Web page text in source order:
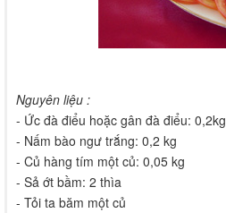
Nguyên liệu :
- Ức đà điểu hoặc gân đà điểu: 0,2kg
- Nấm bào ngư trắng: 0,2 kg
- Củ hàng tím một củ: 0,05 kg
- Sả ớt bầm: 2 thìa
- Tỏi ta băm một củ